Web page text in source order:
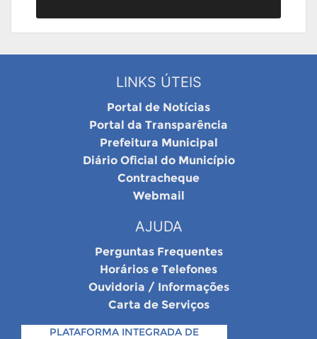
LINKS ÚTEIS
Portal de Notícias
Portal da Transparência
Prefeitura Municipal
Diário Oficial do Município
Contracheque
Webmail
AJUDA
Perguntas Frequentes
Horários e Telefones
Ouvidoria / Informações
Carta de Serviços
PLATAFORMA INTEGRADA DE